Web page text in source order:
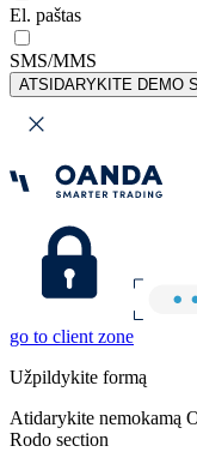
El. paštas
SMS/MMS
ATSIDARYKITE DEMO
go to client zone
Užpildykite formą
Atidarykite nemokamą
Rodo section